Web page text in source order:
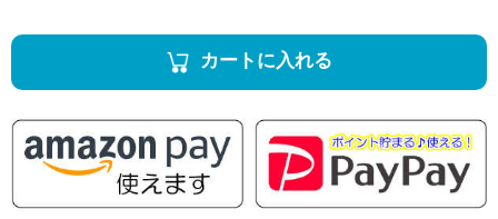
カートに入れる